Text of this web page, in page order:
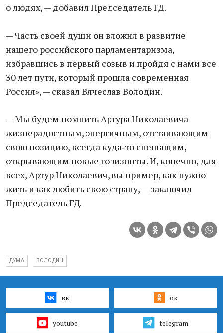
о людях, — добавил Председатель ГД.
— Часть своей души он вложил в развитие
нашего российского парламентаризма,
избравшись в первый созыв и пройдя с нами все
30 лет пути, который прошла современная
Россия», — сказал Вячеслав Володин.
— Мы будем помнить Артура Николаевича
жизнерадостным, энергичным, отстаивающим
свою позицию, всегда куда‑то спешащим,
открывающим новые горизонты. И, конечно, для
всех, Артур Николаевич, вы пример, как нужно
жить и как любить свою страну, — заключил
Председатель ГД.
ДУМА ВОЛОДИН
вк ок
youtube telegram